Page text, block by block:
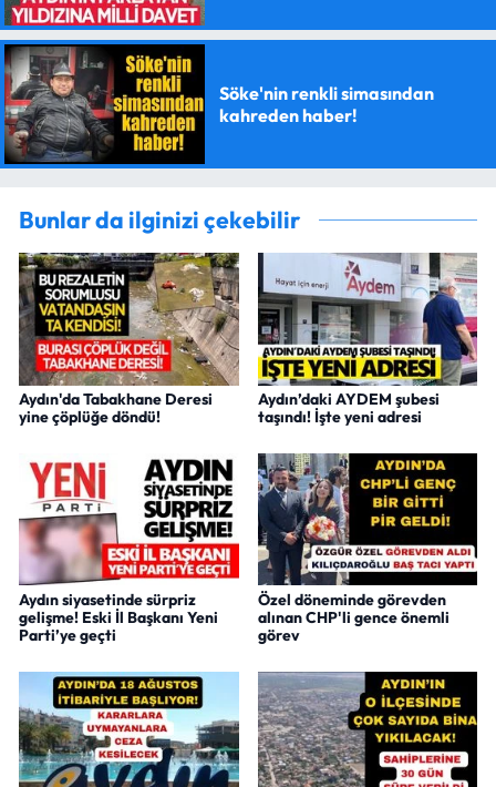
Söke'nin renkli simasından
kahreden haber!
Bunlar da ilginizi çekebilir
Aydın'da Tabakhane Deresi
yine çöplüğe döndü!
Aydın’daki AYDEM şubesi
taşındı! İşte yeni adresi
Aydın siyasetinde sürpriz
gelişme! Eski İl Başkanı Yeni
Parti’ye geçti
Özel döneminde görevden
alınan CHP'li gence önemli
görev